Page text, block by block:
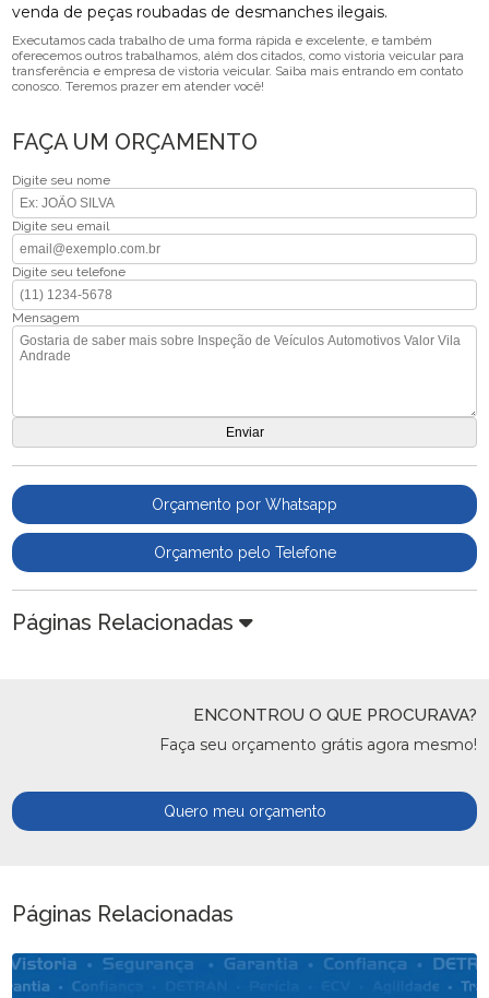
venda de peças roubadas de desmanches ilegais.
Executamos cada trabalho de uma forma rápida e excelente, e também
oferecemos outros trabalhamos, além dos citados, como vistoria veicular para
transferência e empresa de vistoria veicular. Saiba mais entrando em contato
conosco. Teremos prazer em atender você!
FAÇA UM ORÇAMENTO
Digite seu nome
Digite seu email
Digite seu telefone
Mensagem
Orçamento por Whatsapp
Orçamento pelo Telefone
Páginas Relacionadas
ENCONTROU O QUE PROCURAVA?
Faça seu orçamento grátis agora mesmo!
Quero meu orçamento
Páginas Relacionadas